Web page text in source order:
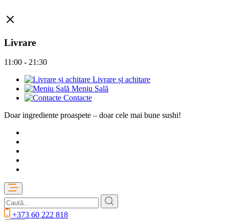
Livrare
11:00 - 21:30
Livrare și achitare
Meniu Sală
Contacte
Doar ingrediente proaspete – doar cele mai bune sushi!
+373 60 222 818